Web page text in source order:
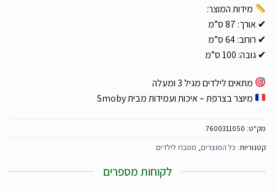
מידות המוצר:
✔ אורך: 87 ס”מ
✔ רוחב: 64 ס”מ
✔ גובה: 100 ס”מ
מתאים לילדים מגיל 3 ומעלה
מיוצר בצרפת – איכות ועמידות מבית Smoby
מק"ט: 7600311050
קטגוריות: כל המוצרים, מטבח לילדים
לקוחות מספרים